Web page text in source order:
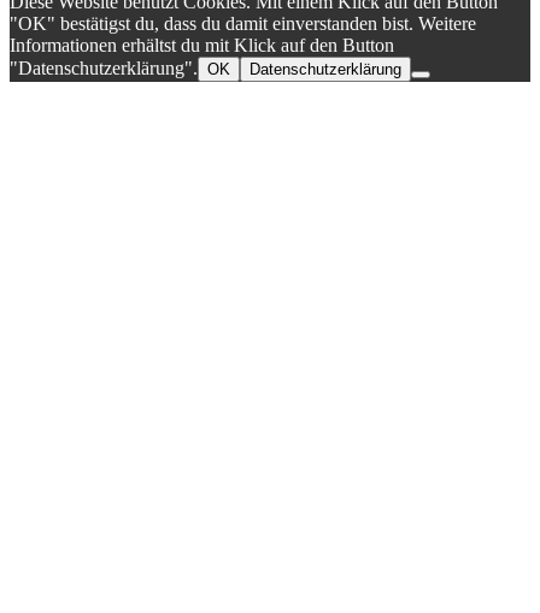
"OK" bestätigst du, dass du damit einverstanden bist. Weitere
Informationen erhältst du mit Klick auf den Button
"Datenschutzerklärung". OK Datenschutzerklärung